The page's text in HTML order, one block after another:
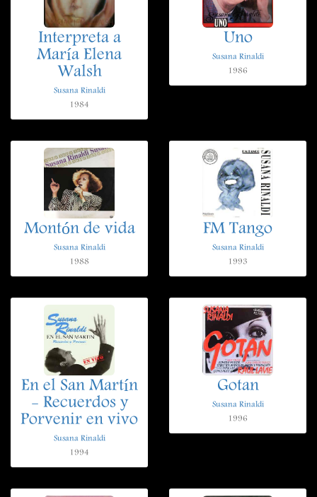
Interpreta a
María Elena
Walsh
Susana Rinaldi
1984
Uno
Susana Rinaldi
1986
Montón de vida
Susana Rinaldi
1988
FM Tango
Susana Rinaldi
1993
En el San Martín
- Recuerdos y
Porvenir en vivo
Susana Rinaldi
1994
Gotan
Susana Rinaldi
1996